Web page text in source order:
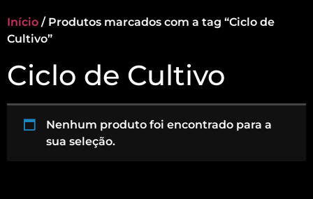
Início / Produtos marcados com a tag “Ciclo de
Cultivo”
Ciclo de Cultivo
Nenhum produto foi encontrado para a
sua seleção.